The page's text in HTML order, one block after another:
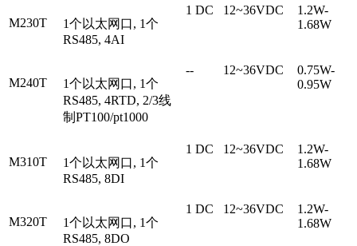
M230T
1个以太网口, 1个
RS485, 4AI
1 DC 12~36VDC
1.2W-
1.68W
M240T
1个以太网口, 1个
RS485, 4RTD, 2/3线
制PT100/pt1000
-- 12~36VDC
0.75W-
0.95W
M310T
1个以太网口, 1个
RS485, 8DI
1 DC 12~36VDC
1.2W-
1.68W
M320T
1个以太网口, 1个
RS485, 8DO
1 DC 12~36VDC
1.2W-
1.68W